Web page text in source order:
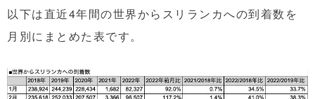
以下は直近4年間の世界からスリランカへの到着数を
月別にまとめた表です。